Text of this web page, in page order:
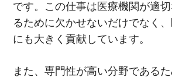
です。この仕事は医療機関が適
るために欠かせないだけでなく
にも大きく貢献しています。
また、専門性が高い分野である